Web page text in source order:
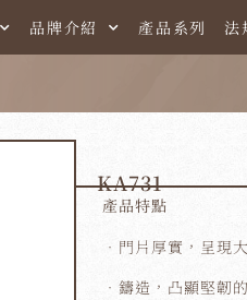
品牌介紹 產品系列 法
KA731
產品特點
．門片厚實，呈現
．鑄造，凸顯堅韌